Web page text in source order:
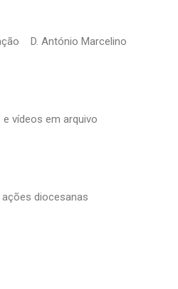
D. António Marcelino
vídeos em arquivo
diocesanas